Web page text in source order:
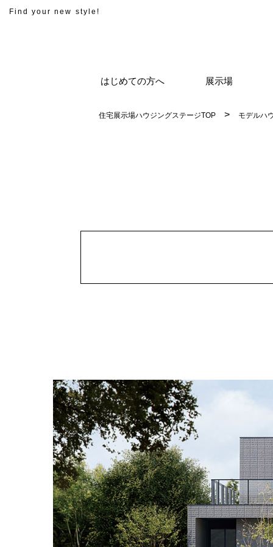
Find your new style!
はじめての方へ 展示場
住宅展示場ハウジングステージTOP モデルハ